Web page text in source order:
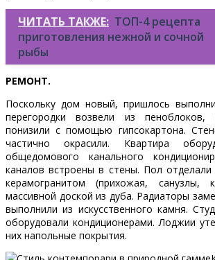
ЧИТАТЬ ТАКЖЕ: ТОП-4 рецепта
приготовления нежной и сочной
рыбы
РЕМОНТ.
Поскольку дом новый, пришлось
перегородки возвели из пеноблоков,
понизили с помощью гипсокартона.
частично окрасили. Квартира
общедомового канального
каналов встроены в стены. Пол
керамогранитом (прихожая, санузлы,
массивной доской из дуба. Радиаторы
выполнили из искусственного камня.
оборудовали кондиционерами. Лоджии
них напольные покрытия.